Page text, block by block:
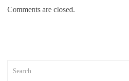
Comments are closed.